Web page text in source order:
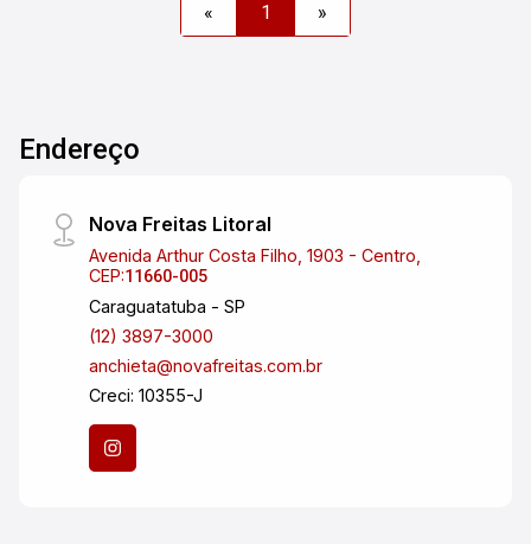
« 1 »
Endereço
Nova Freitas Litoral
Avenida Arthur Costa Filho, 1903 - Centro,
CEP:11660-005
Caraguatatuba - SP
(12) 3897-3000
anchieta@novafreitas.com.br
Creci: 10355-J